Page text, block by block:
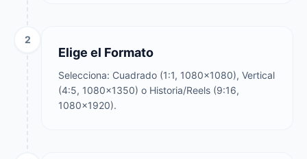
2
Elige el Formato
Selecciona: Cuadrado (1:1, 1080×1080), Vertical
(4:5, 1080×1350) o Historia/Reels (9:16,
1080×1920).